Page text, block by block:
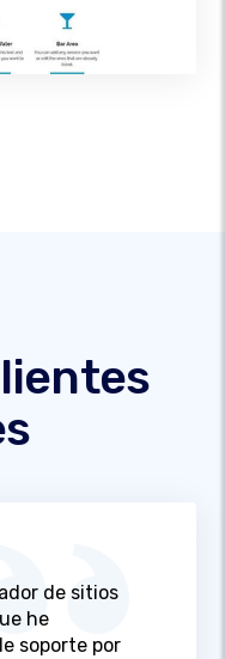
de sitios
he
soporte por